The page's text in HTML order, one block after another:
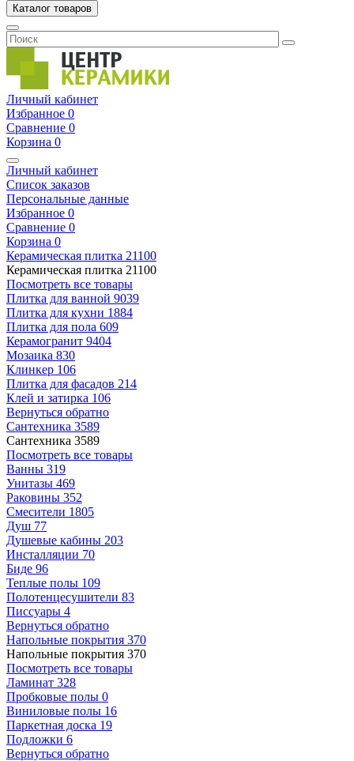
Каталог товаров
Личный кабинет
Избранное 0
Сравнение 0
Корзина 0
Личный кабинет
Список заказов
Персональные данные
Избранное 0
Сравнение 0
Корзина 0
Керамическая плитка 21100
Керамическая плитка 21100
Посмотреть все товары
Плитка для ванной 9039
Плитка для кухни 1884
Плитка для пола 609
Керамогранит 9404
Мозаика 830
Клинкер 106
Плитка для фасадов 214
Клей и затирка 106
Вернуться обратно
Сантехника 3589
Сантехника 3589
Посмотреть все товары
Ванны 319
Унитазы 469
Раковины 352
Смесители 1805
Душ 77
Душевые кабины 203
Инсталляции 70
Биде 96
Теплые полы 109
Полотенцесушители 83
Писсуары 4
Вернуться обратно
Напольные покрытия 370
Напольные покрытия 370
Посмотреть все товары
Ламинат 328
Пробковые полы 0
Виниловые полы 16
Паркетная доска 19
Подложки 6
Вернуться обратно